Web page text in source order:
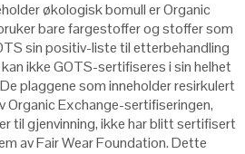
økologisk bomull er Organic
bare fargestoffer og stoffer som
sin positiv-liste til etterbehandling
ikke GOTS-sertifiseres i sin helhet
plaggene som inneholder resirkulert
Organic Exchange-sertifiseringen,
til gjenvinning, ikke har blitt sertifisert
av Fair Wear Foundation. Dette